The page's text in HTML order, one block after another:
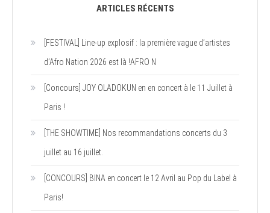
ARTICLES RÉCENTS
[FESTIVAL] Line-up explosif : la première vague d’artistes
d’Afro Nation 2026 est là !AFRO N
[Concours] JOY OLADOKUN en en concert à le 11 Juillet à
Paris !
[THE SHOWTIME] Nos recommandations concerts du 3
juillet au 16 juillet.
[CONCOURS] BINA en concert le 12 Avril au Pop du Label à
Paris!